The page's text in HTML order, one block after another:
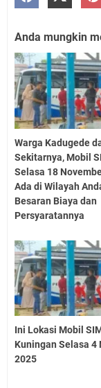
Anda mungkin
Warga Kadugede
Sekitarnya, Mobil
Selasa 18
Ada di Wilayah
Besaran Biaya dan
Persyaratannya
Ini Lokasi Mobil
Kuningan Selasa 4
2025